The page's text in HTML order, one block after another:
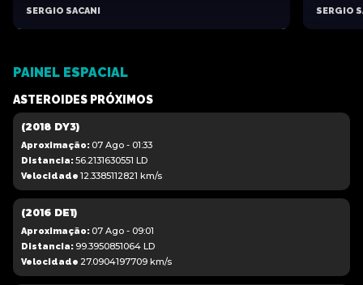
SERGIO SACANI SERGIO
PAINEL ESPACIAL
ASTEROIDES PRÓXIMOS
(2018 DY3)
Aproximação: 07 Ago - 01:33
Distancia:56.2131630551 LD
Velocidade 12.3385112821 km/s
(2016 DE1)
Aproximação: 07 Ago - 09:01
Distancia: 99.3950851064 LD
Velocidade 27.0904197709 km/s